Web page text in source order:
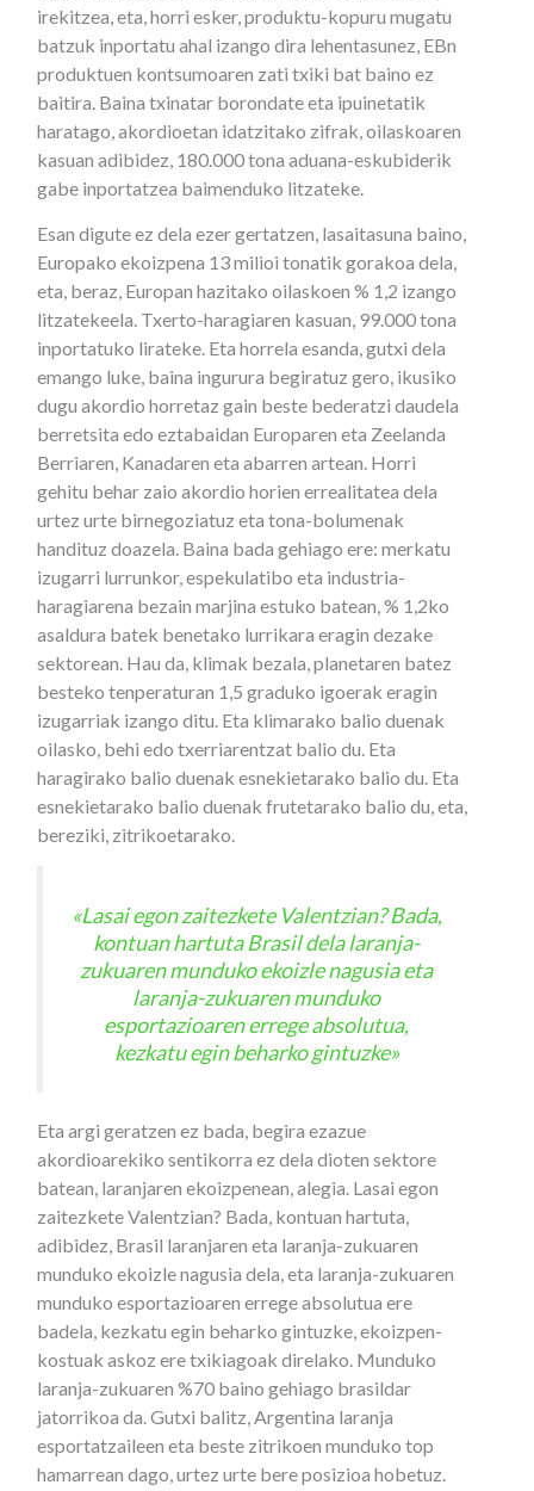
irekitzea, eta, horri esker, produktu-kopuru mugatu
batzuk inportatu ahal izango dira lehentasunez, EBn
produktuen kontsumoaren zati txiki bat baino ez
baitira. Baina txinatar borondate eta ipuinetatik
haratago, akordioetan idatzitako zifrak, oilaskoaren
kasuan adibidez, 180.000 tona aduana-eskubiderik
gabe inportatzea baimenduko litzateke.
Esan digute ez dela ezer gertatzen, lasaitasuna baino,
Europako ekoizpena 13 milioi tonatik gorakoa dela,
eta, beraz, Europan hazitako oilaskoen % 1,2 izango
litzatekeela. Txerto-haragiaren kasuan, 99.000 tona
inportatuko lirateke. Eta horrela esanda, gutxi dela
emango luke, baina ingurura begiratuz gero, ikusiko
dugu akordio horretaz gain beste bederatzi daudela
berretsita edo eztabaidan Europaren eta Zeelanda
Berriaren, Kanadaren eta abarren artean. Horri
gehitu behar zaio akordio horien errealitatea dela
urtez urte birnegoziatuz eta tona-bolumenak
handituz doazela. Baina bada gehiago ere: merkatu
izugarri lurrunkor, espekulatibo eta industria-
haragiarena bezain marjina estuko batean, % 1,2ko
asaldura batek benetako lurrikara eragin dezake
sektorean. Hau da, klimak bezala, planetaren batez
besteko tenperaturan 1,5 graduko igoerak eragin
izugarriak izango ditu. Eta klimarako balio duenak
oilasko, behi edo txerriarentzat balio du. Eta
haragirako balio duenak esnekietarako balio du. Eta
esnekietarako balio duenak frutetarako balio du, eta,
bereziki, zitrikoetarako.
«Lasai egon zaitezkete Valentzian? Bada,
kontuan hartuta Brasil dela laranja-
zukuaren munduko ekoizle nagusia eta
laranja-zukuaren munduko
esportazioaren errege absolutua,
kezkatu egin beharko gintuzke»
Eta argi geratzen ez bada, begira ezazue
akordioarekiko sentikorra ez dela dioten sektore
batean, laranjaren ekoizpenean, alegia. Lasai egon
zaitezkete Valentzian? Bada, kontuan hartuta,
adibidez, Brasil laranjaren eta laranja-zukuaren
munduko ekoizle nagusia dela, eta laranja-zukuaren
munduko esportazioaren errege absolutua ere
badela, kezkatu egin beharko gintuzke, ekoizpen-
kostuak askoz ere txikiagoak direlako. Munduko
laranja-zukuaren %70 baino gehiago brasildar
jatorrikoa da. Gutxi balitz, Argentina laranja
esportatzaileen eta beste zitrikoen munduko top
hamarrean dago, urtez urte bere posizioa hobetuz.